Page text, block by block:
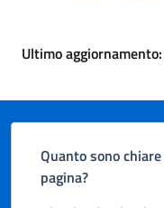
Ultimo aggiornamento:
Quanto sono
pagina?